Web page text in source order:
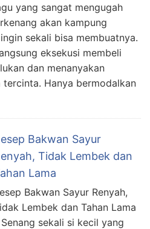
yang sangat mengugah
akan kampung
sekali bisa membuatnya.
eksekusi membeli
dan menanyakan
Hanya bermodalkan
Bakwan Sayur
Tidak Lembek dan
Lama
Bakwan Sayur Renyah,
Lembek dan Tahan Lama
sekali si kecil yang